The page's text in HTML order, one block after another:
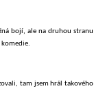
bojí, ale na druhou stranu
komedie.
tam jsem hrál takového